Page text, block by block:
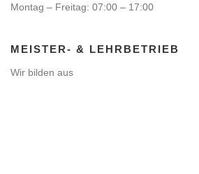
Montag – Freitag: 07:00 – 17:00
MEISTER- & LEHRBETRIEB
Wir bilden aus